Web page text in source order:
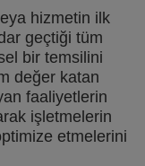
hizmetin ilk
geçtiği tüm
bir temsilini
değer katan
faaliyetlerin
işletmelerin
etmelerini